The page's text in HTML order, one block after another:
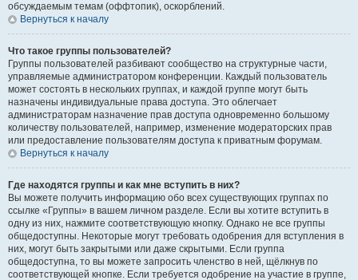
обсуждаемым темам (оффтопик), оскорблений.
Вернуться к началу
Что такое группы пользователей?
Группы пользователей разбивают сообщество на структурные части,
управляемые администратором конференции. Каждый пользователь
может состоять в нескольких группах, и каждой группе могут быть
назначены индивидуальные права доступа. Это облегчает
администраторам назначение прав доступа одновременно большому
количеству пользователей, например, изменение модераторских прав
или предоставление пользователям доступа к приватным форумам.
Вернуться к началу
Где находятся группы и как мне вступить в них?
Вы можете получить информацию обо всех существующих группах по
ссылке «Группы» в вашем личном разделе. Если вы хотите вступить в
одну из них, нажмите соответствующую кнопку. Однако не все группы
общедоступны. Некоторые могут требовать одобрения для вступления в
них, могут быть закрытыми или даже скрытыми. Если группа
общедоступна, то вы можете запросить членство в ней, щёлкнув по
соответствующей кнопке. Если требуется одобрение на участие в группе,